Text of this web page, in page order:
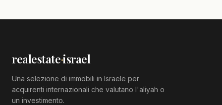
realestate·israel
Una selezione di immobili in Israele per
acquirenti internazionali che valutano l'aliyah o
un investimento.